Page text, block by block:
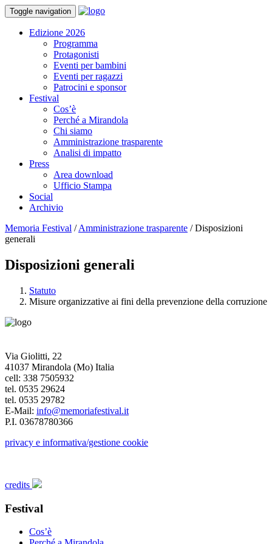
Toggle navigation
Edizione 2026
Programma
Protagonisti
Eventi per bambini
Eventi per ragazzi
Patrocini e sponsor
Festival
Cos’è
Perché a Mirandola
Chi siamo
Amministrazione trasparente
Analisi di impatto
Press
Area download
Ufficio Stampa
Social
Archivio
Memoria Festival /Amministrazione trasparente /Disposizioni
generali
Disposizioni generali
Statuto
Misure organizzative ai fini della prevenzione della corruzione
Via Giolitti, 22
41037 Mirandola (Mo) Italia
cell: 338 7505932
tel. 0535 29624
tel. 0535 29782
E-Mail: info@memoriafestival.it
P.I. 03678780366
privacy e informativa/gestione cookie
credits
Festival
Cos’è